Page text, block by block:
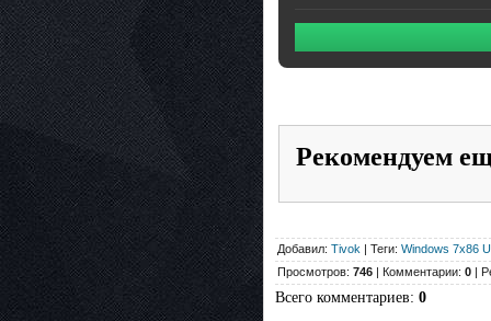
Рекомендуем
Добавил: Tivok | Теги: Windows 7x86
Просмотров: 746 | Комментарии: 0 |
Всего комментариев: 0